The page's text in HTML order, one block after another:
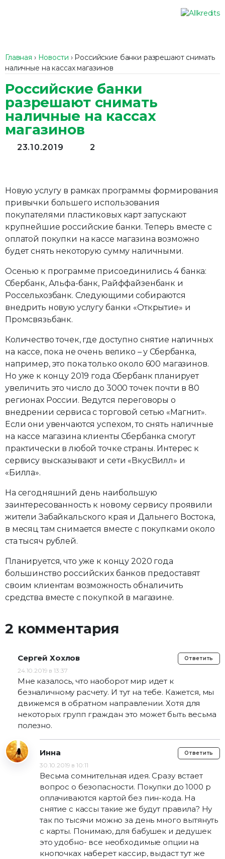
Главная › Новости › Российские банки разрешают снимать
наличные на кассах магазинов
Российские банки
разрешают снимать
наличные на кассах
магазинов
23.10.2019 2
Новую услугу в рамках программы формирования
привычки большего использования
покупателями пластиковых карт запускают
крупнейшие российские банки. Теперь вместе с
оплатой покупки на кассе магазина возможно
будет снять некоторую сумму наличными.
Осенью к программе присоединились 4 банка:
Сбербанк, Альфа-банк, Райффайзенбанк и
Россельхозбанк. Следующими собираются
внедрить новую услугу банки «Открытие» и
Промсвязьбанк.
Количество точек, где доступно снятие наличных
на кассе, пока не очень велико – у Сбербанка,
например, это пока только около 600 магазинов.
Но уже к концу 2019 года Сбербанк планирует
увеличить это число до 3000 точек почти в 80
регионах России. Ведутся переговоры о
внедрении сервиса с торговой сетью «Магнит».
Если они увенчаются успехом, то снять наличные
на кассе магазина клиенты Сбербанка смогут
практически в любой точке страны. Интерес к
сервису высказывают и сети «ВкусВилл» и
«Билла».
На сегодняшний день наибольшую
заинтересованность к новому сервису проявили
жители Забайкальского края и Дальнего Востока,
в месяц там снимается вместе с покупками около
ста тысяч рублей.
Планируется, что уже к концу 2020 года
большинство российских банков предоставят
своим клиентам возможность обналичить
средства вместе с покупкой в магазине.
2 комментария
Сергей Хохлов Ответить
24.10.2019 в 13:37
Мне казалось, что наоборот мир идет к
безналичному расчету. И тут на тебе. Кажется, мы
движемся в обратном направлении. Хотя для
некоторых групп граждан это может быть весьма
полезно.
Инна Ответить
30.10.2019 в 10:11
Весьма сомнительная идея. Сразу встает
вопрос о безопасности. Покупки до 1000 р
оплачиваются картой без пин-кода. На
снятие с кассы такие же будут правила? Ну
так по тысячи можно за день много вытянуть
с карты. Понимаю, для бабушек и дедушек
это удобно- все необходимые опции на
кнопочках наберет кассир, выдаст тут же